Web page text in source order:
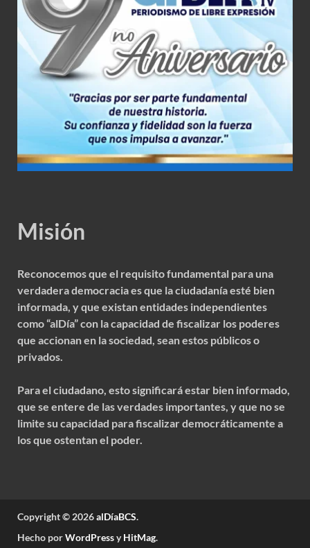
Misión
Reconocemos que el requisito fundamental para una
verdadera democracia es que la ciudadanía esté bien
informada, y que existan entidades independientes
como “alDía” con la capacidad de fiscalizar los poderes
que accionan en la sociedad, sean estos públicos o
privados.
Para el ciudadano, esto significará estar bien informado,
que se entere de las verdades importantes, y que no se
limite su capacidad para fiscalizar democráticamente a
los que ostentan el poder.
Copyright © 2026alDíaBCS.
Hecho porWordPressyHitMag.